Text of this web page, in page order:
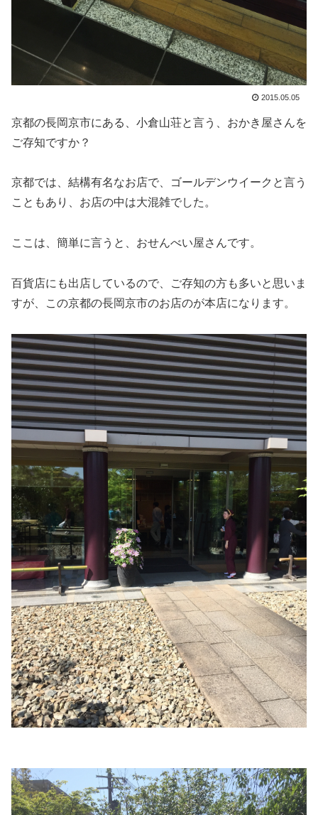
2015.05.05
京都の長岡京市にある、小倉山荘と言う、おかき屋さんを
ご存知ですか？
京都では、結構有名なお店で、ゴールデンウイークと言う
こともあり、お店の中は大混雑でした。
ここは、簡単に言うと、おせんべい屋さんです。
百貨店にも出店しているので、ご存知の方も多いと思いま
すが、この京都の長岡京市のお店のが本店になります。